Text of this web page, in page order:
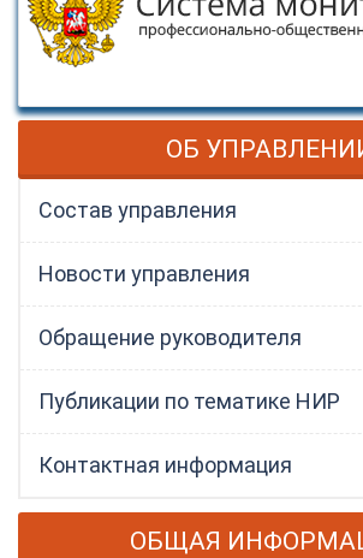
ОБ
Состав управления
Новости управления
Обращение руководителя
Публикации по тематике НИР
Контактная информация
ОБЩАЯ